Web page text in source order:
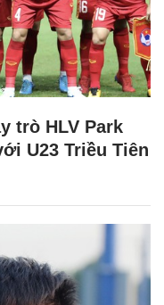
trò HLV Park
U23 Triều Tiên